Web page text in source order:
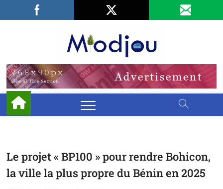
Facebook
LinkedIn
Le projet « BP100 » pour rendre Bohicon,
la ville la plus propre du Bénin en 2025